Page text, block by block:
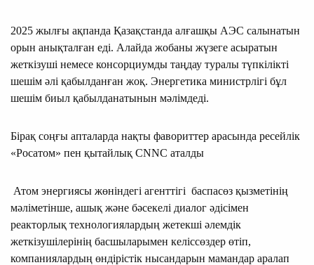
2025 жылғы ақпанда Қазақстанда алғашқы АЭС салынатын
орын анықталған еді. Алайда жобаны жүзеге асыратын
жеткізуші немесе консорциумды таңдау туралы түпкілікті
шешім әлі қабылданған жоқ. Энергетика министрлігі бұл
шешім биыл қабылданатынын мәлімдеді.
Бірақ соңғы апталарда нақты фавориттер арасында ресейлік
«Росатом» пен қытайлық CNNC аталды
Атом энергиясы жөніндегі агенттігі баспасөз қызметінің
мәліметінше, ашық және бәсекелі диалог әдісімен
реакторлық технологиялардың жетекші әлемдік
жеткізушілерінің басшыларымен келіссөздер өтіп,
компаниялардың өндірістік нысандарын мамандар аралап